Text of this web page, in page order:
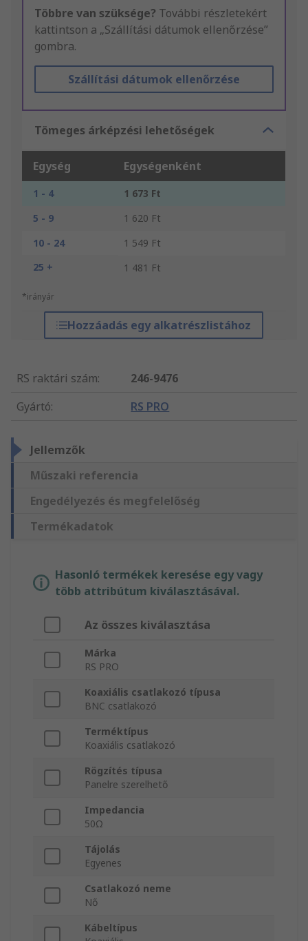
Többre van szüksége? További részletekért
kattintson a „Szállítási dátumok ellenőrzése”
gombra.
Szállítási dátumok ellenőrzése
Tömeges árképzési lehetőségek
Egység Egységenként
1 - 4
1 673 Ft
5 - 9
1 620 Ft
10 - 24
1 549 Ft
25 +
1 481 Ft
*irányár
Hozzáadás egy alkatrészlistához
RS raktári szám:
246-9476
Gyártó: RS PRO
Jellemzők
Műszaki referencia
Engedélyezés és megfelelőség
Termékadatok
Hasonló termékek keresése egy vagy
több attribútum kiválasztásával.
Az összes kiválasztása
Márka
RS PRO
Koaxiális csatlakozó típusa
BNC csatlakozó
Terméktípus
Koaxiális csatlakozó
Rögzítés típusa
Panelre szerelhető
Impedancia
50Ω
Tájolás
Egyenes
Csatlakozó neme
Nő
Kábeltípus